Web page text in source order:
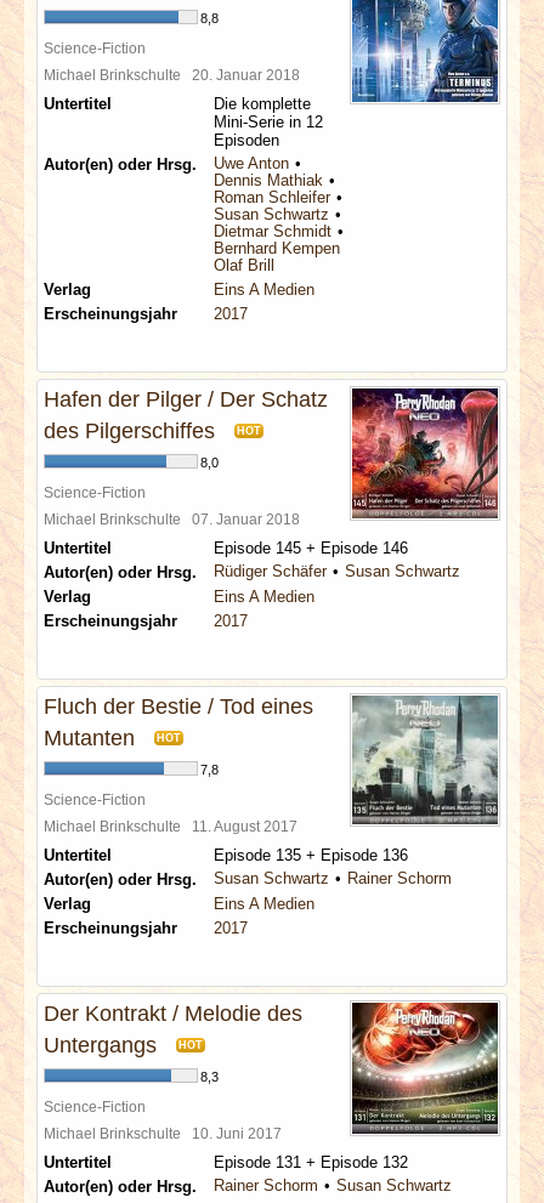
8,8
Science-Fiction
Michael Brinkschulte 20. Januar 2018
Untertitel
Die komplette
Mini-Serie in 12
Episoden
Autor(en) oder Hrsg.
Uwe Anton
Dennis Mathiak
Roman Schleifer
Susan Schwartz
Dietmar Schmidt
Bernhard Kempen
Olaf Brill
Verlag
Eins A Medien
Erscheinungsjahr
2017
Hafen der Pilger / Der Schatz
des Pilgerschiffes
HOT
8,0
Science-Fiction
Michael Brinkschulte 07. Januar 2018
Untertitel
Episode 145 + Episode 146
Autor(en) oder Hrsg.
Rüdiger Schäfer
Susan Schwartz
Verlag
Eins A Medien
Erscheinungsjahr
2017
Fluch der Bestie / Tod eines
Mutanten
HOT
7,8
Science-Fiction
Michael Brinkschulte 11. August 2017
Untertitel
Episode 135 + Episode 136
Autor(en) oder Hrsg.
Susan Schwartz
Rainer Schorm
Verlag
Eins A Medien
Erscheinungsjahr
2017
Der Kontrakt / Melodie des
Untergangs
HOT
8,3
Science-Fiction
Michael Brinkschulte 10. Juni 2017
Untertitel
Episode 131 + Episode 132
Autor(en) oder Hrsg.
Rainer Schorm
Susan Schwartz